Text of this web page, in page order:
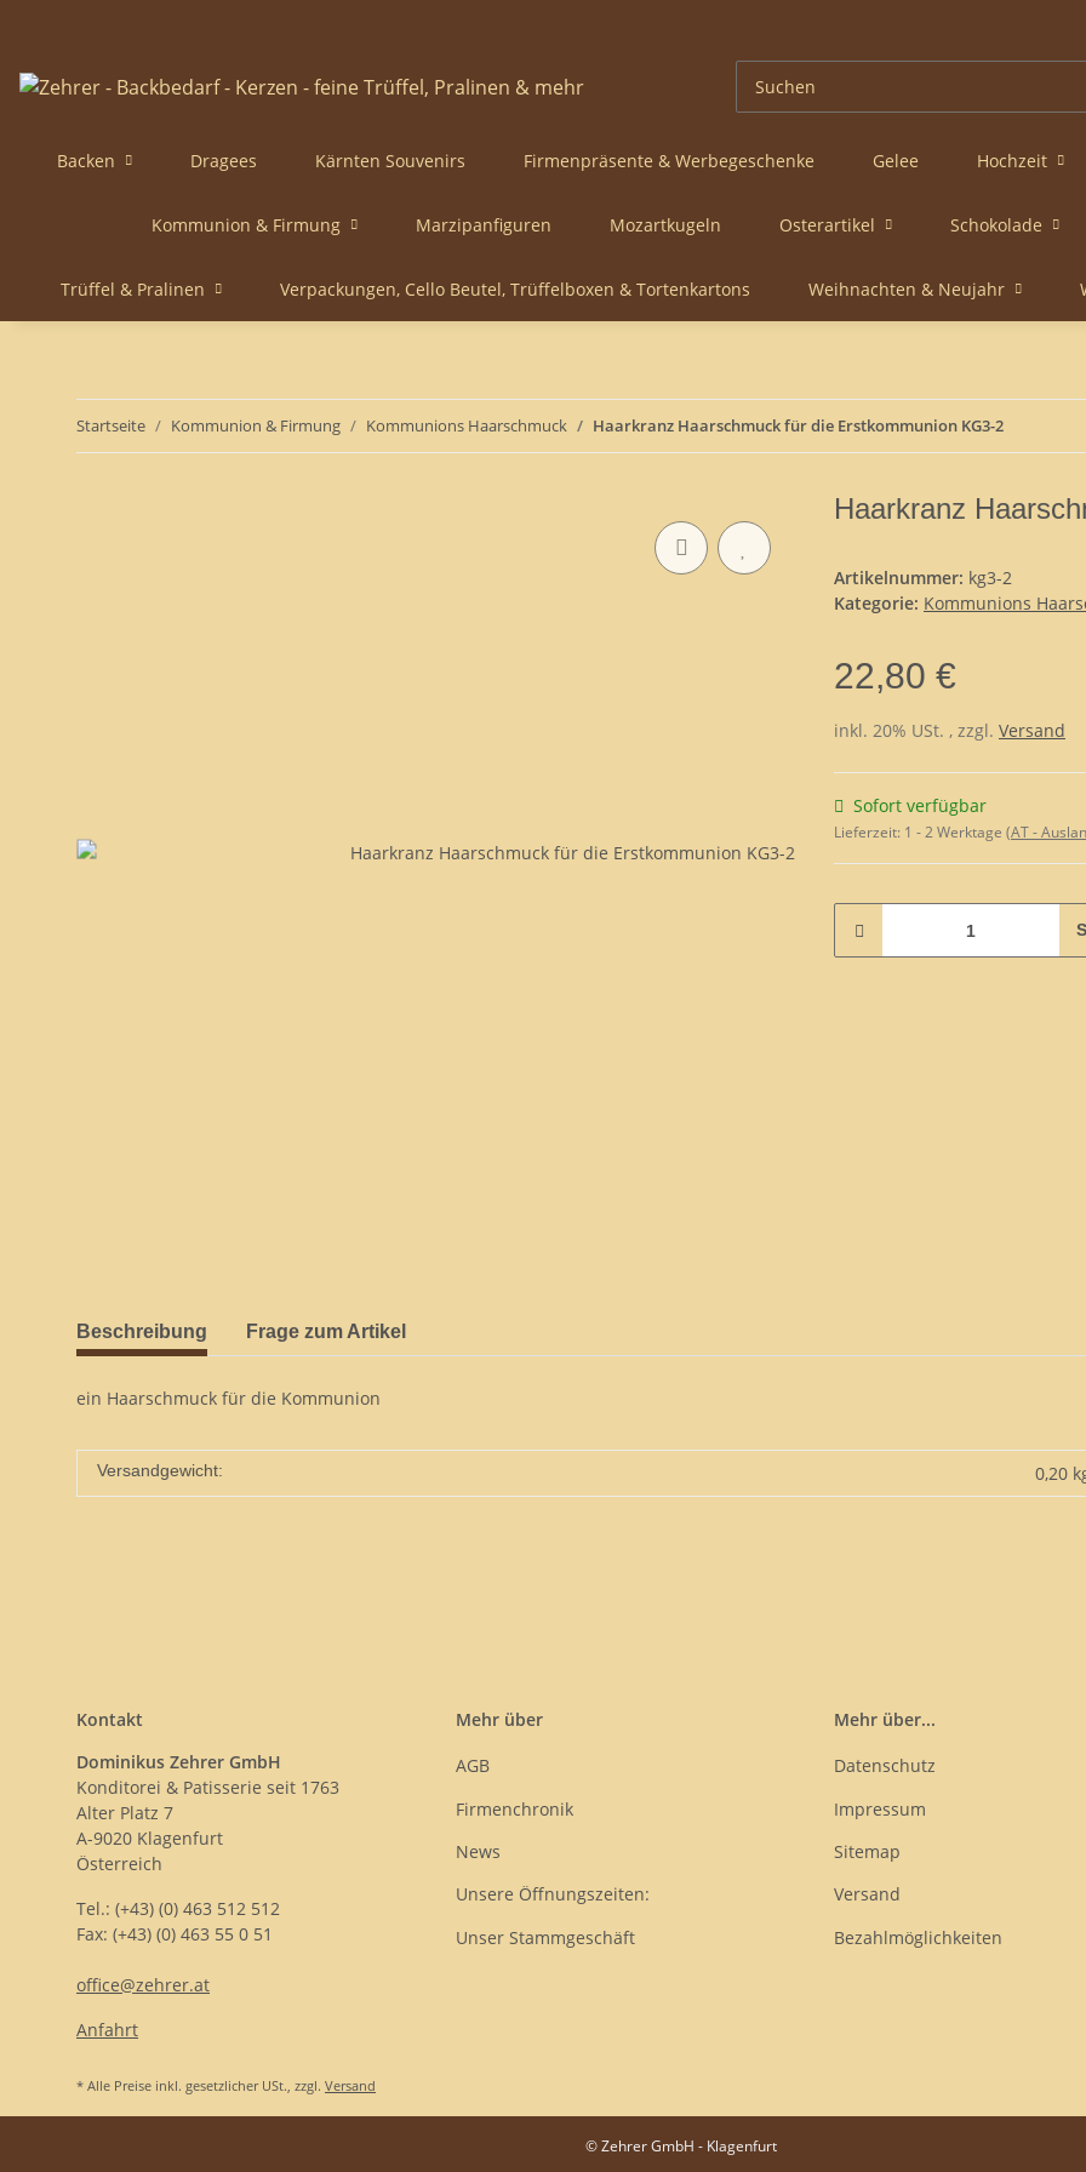
Backen Dragees Kärnten Souvenirs Firmenpräsente & Werbegeschenke Gelee Hochzeit
Kommunion & Firmung Marzipanfiguren Mozartkugeln Osterartikel Schokolade
Trüffel & Pralinen Verpackungen, Cello Beutel, Trüffelboxen & Tortenkartons Weihnachten & Neujahr
Startseite Kommunion & Firmung Kommunions Haarschmuck Haarkranz Haarschmuck für die Erstkommunion KG3-2
Haarkranz
Artikelnummer: kg3-2
Kategorie: Kommunions
22,80 €
inkl. 20% USt. , zzgl. Versand
Sofort verfügbar
Lieferzeit: 1 - 2 Werktage (AT -
Beschreibung Frage zum Artikel
ein Haarschmuck für die Kommunion
Versandgewicht: 0,20
Kontakt
Dominikus Zehrer GmbH
Konditorei & Patisserie seit 1763
Alter Platz 7
A-9020 Klagenfurt
Österreich
Tel.: (+43) (0) 463 512 512
Fax: (+43) (0) 463 55 0 51
office@zehrer.at
Anfahrt
Mehr über
AGB
Firmenchronik
News
Unsere Öffnungszeiten:
Unser Stammgeschäft
Mehr über...
Datenschutz
Impressum
Sitemap
Versand
Bezahlmöglichkeiten
* Alle Preise inkl. gesetzlicher USt., zzgl. Versand
© Zehrer GmbH - Klagenfurt